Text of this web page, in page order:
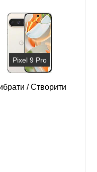
Pixel 9 Pro
/Створити